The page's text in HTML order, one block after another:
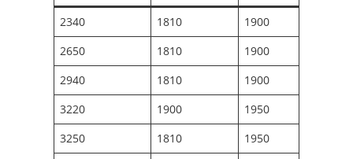
2340 1810
1900
2650
1810
1900
2940
1810
1900
3220
1900
1950
3250
1810
1950